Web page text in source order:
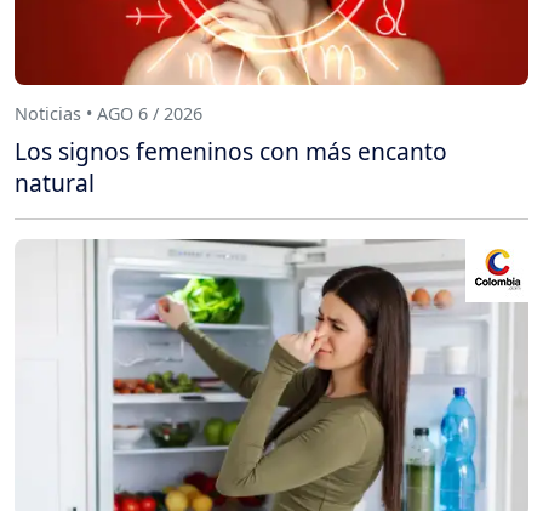
Noticias • AGO 6 / 2026
Los signos femeninos con más encanto
natural